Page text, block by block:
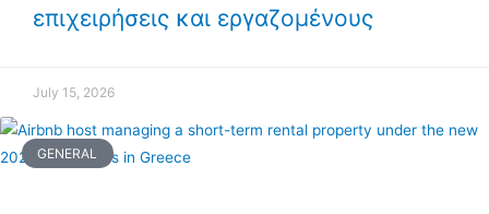
επιχειρήσεις και εργαζομένους
July 15, 2026
GENERAL